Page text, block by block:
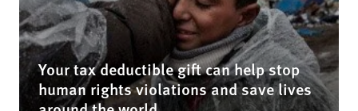
Your tax deductible gift can help stop
human rights violations and save lives